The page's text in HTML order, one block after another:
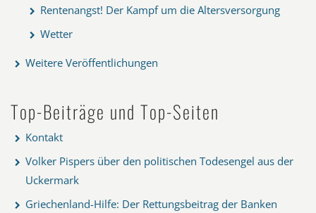
Rentenangst! Der Kampf um die Altersversorgung
Wetter
Weitere Veröffentlichungen
Top-Beiträge und Top-Seiten
Kontakt
Volker Pispers über den politischen Todesengel aus der
Uckermark
Griechenland-Hilfe: Der Rettungsbeitrag der Banken